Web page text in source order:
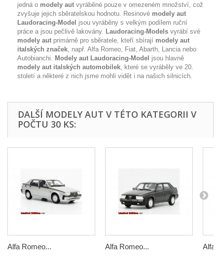
jedná o modely aut vyráběné pouze v omezeném množství, což
zvyšuje jejich sběratelskou hodnotu. Resinové modely aut
Laudoracing-Model jsou vyráběny s velkým podílem ruční
práce a jsou pečlivě lakovány. Laudoracing-Models vyrábí své
modely aut primárně pro sběratele, kteří sbírají modely aut
italských značek, např. Alfa Romeo, Fiat, Abarth, Lancia nebo
Autobianchi. Modely aut Laudoracing-Model jsou hlavně
modely aut italských automobilek, které se vyráběly ve 20.
století a některé z nich jsme mohli vidět i na našich silnicích.
DALŠÍ MODELY AUT V TÉTO KATEGORII V
POČTU 30 KS:
Alfa Romeo... Alfa Romeo... Alfa